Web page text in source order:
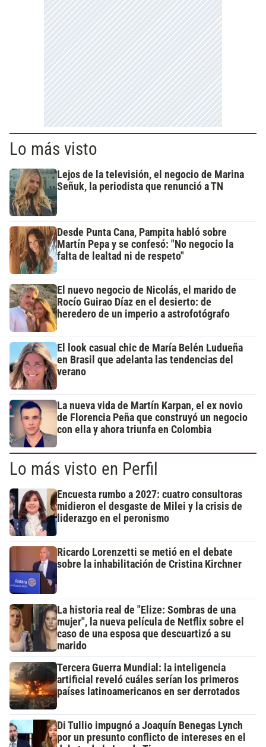
Lo más visto
Lejos de la televisión, el negocio de Marina
Señuk, la periodista que renunció a TN
Desde Punta Cana, Pampita habló sobre
Martín Pepa y se confesó: "No negocio la
falta de lealtad ni de respeto"
El nuevo negocio de Nicolás, el marido de
Rocío Guirao Díaz en el desierto: de
heredero de un imperio a astrofotógrafo
El look casual chic de María Belén Ludueña
en Brasil que adelanta las tendencias del
verano
La nueva vida de Martín Karpan, el ex novio
de Florencia Peña que construyó un negocio
con ella y ahora triunfa en Colombia
Lo más visto en Perfil
Encuesta rumbo a 2027: cuatro consultoras
midieron el desgaste de Milei y la crisis de
liderazgo en el peronismo
Ricardo Lorenzetti se metió en el debate
sobre la inhabilitación de Cristina Kirchner
La historia real de "Elize: Sombras de una
mujer", la nueva película de Netflix sobre el
caso de una esposa que descuartizó a su
marido
Tercera Guerra Mundial: la inteligencia
artificial reveló cuáles serían los primeros
países latinoamericanos en ser derrotados
Di Tullio impugnó a Joaquín Benegas Lynch
por un presunto conflicto de intereses en el